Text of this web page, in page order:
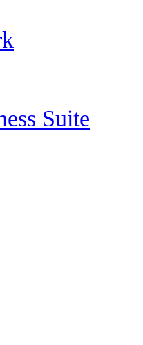
Suite